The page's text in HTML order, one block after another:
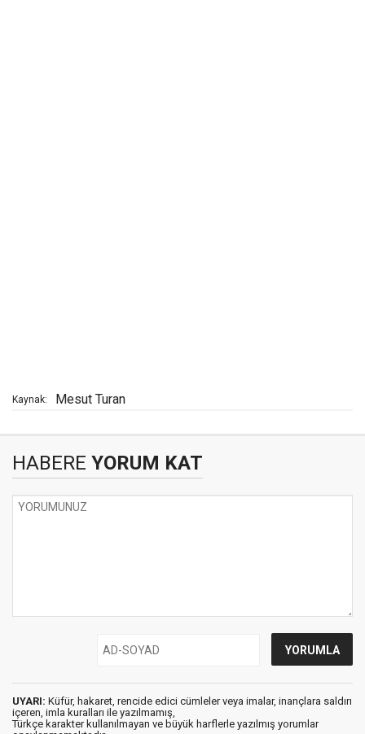
Kaynak: Mesut Turan
HABERE YORUM KAT
UYARI: Küfür, hakaret, rencide edici cümleler veya imalar, inançlara saldırı
içeren, imla kuralları ile yazılmamış,
Türkçe karakter kullanılmayan ve büyük harflerle yazılmış yorumlar